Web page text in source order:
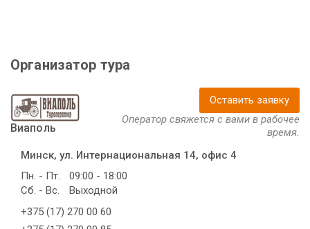
Организатор тура
Виаполь
Оставить заявку
Оператор свяжется с вами в рабочее
время.
Минск, ул. Интернациональная 14, офис 4
Пн. - Пт.
09:00 - 18:00
Сб. - Вс.
Выходной
+375 (17) 270 00 60